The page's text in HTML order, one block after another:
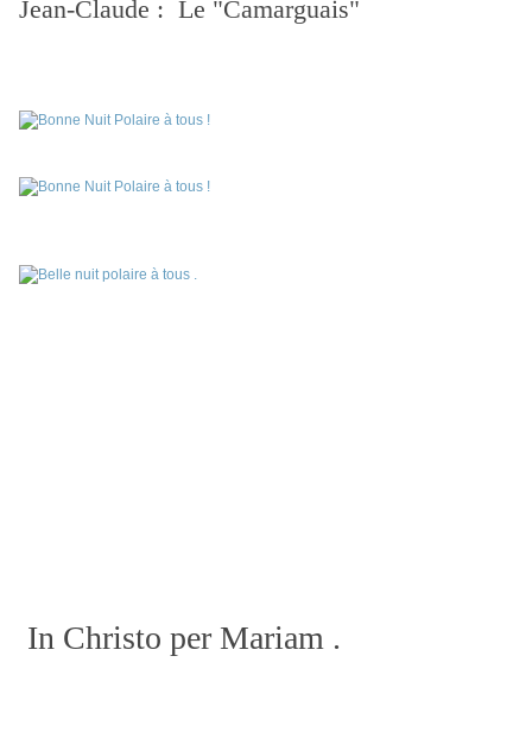
Jean-Claude : Le "Camarguais"
In Christo per Mariam .